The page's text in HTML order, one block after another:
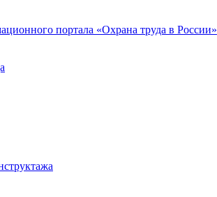
портала «Охрана труда в России»